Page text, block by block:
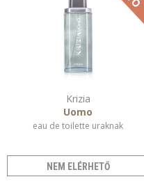
Krizia
Uomo
eau de toilette uraknak
NEM ELÉRHETŐ